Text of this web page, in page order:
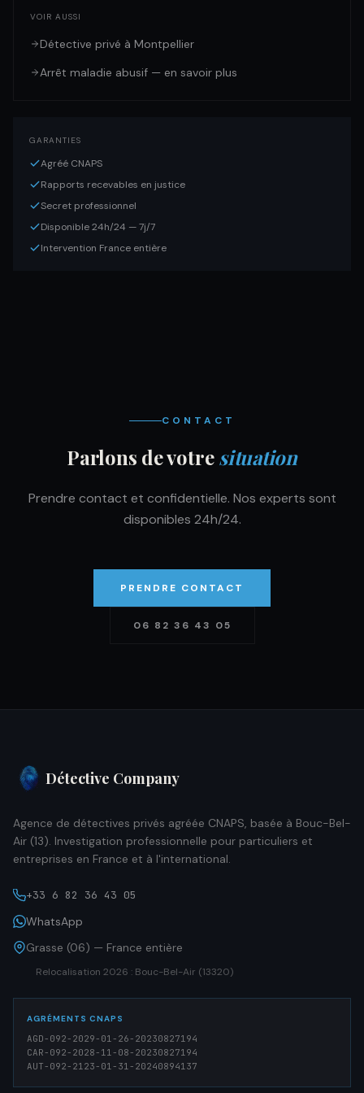
VOIR AUSSI
Détective privé à Montpellier
Arrêt maladie abusif — en savoir plus
GARANTIES
Agréé CNAPS
Rapports recevables en justice
Secret professionnel
Disponible 24h/24 — 7j/7
Intervention France entière
CONTACT
Parlons de votresituation
Prendre contact et confidentielle. Nos experts sont
disponibles 24h/24.
PRENDRE CONTACT
06 82 36 43 05
Détective Company
Agence de détectives privés agréée CNAPS, basée à Bouc-Bel-
Air (13). Investigation professionnelle pour particuliers et
entreprises en France et à l'international.
+33 6 82 36 43 05
WhatsApp
Grasse (06) — France entière
Relocalisation 2026 : Bouc-Bel-Air (13320)
AGRÉMENTS CNAPS
AGD-092-2029-01-26-20230827194
CAR-092-2028-11-08-20230827194
AUT-092-2123-01-31-20240894137